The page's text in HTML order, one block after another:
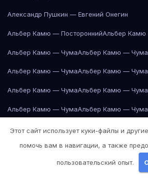
Александр Пушкин — Евгений Онегин
Альбер Камю — ПостороннийАльбер Камю
Альбер Камю — ЧумаАльбер Камю — Чума
Альбер Камю — ЧумаАльбер Камю — Чума
Альбер Камю — ЧумаАльбер Камю — Чума
Альбер Камю — ЧумаАльбер Камю — Чума
Альбер Камю — ЧумаАльбер Камю — Чума
Альбер Камю — ЧумаАльбер Камю — Чума
Альбер Камю — ЧумаАльбер Камю — Чума
Этот сайт использует куки-файлы и
помочь вам в навигации, а также
пользовательский опыт.